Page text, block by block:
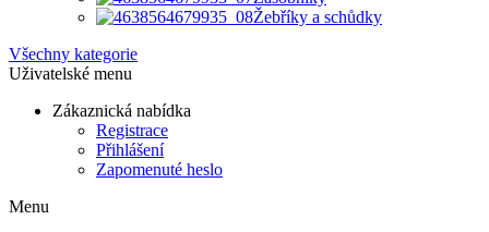
Žebříky a schůdky
Všechny kategorie
Uživatelské menu
Zákaznická nabídka
Registrace
Přihlášení
Zapomenuté heslo
Menu